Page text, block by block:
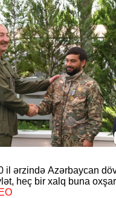
il ərzində Azərbaycan
heç bir xalq buna